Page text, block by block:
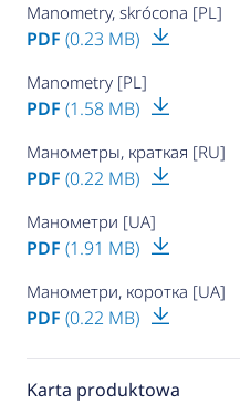
Manometry, skrócona [PL]
PDF (0.23 MB)
Manometry [PL]
PDF (1.58 MB)
Манометры, краткая [RU]
PDF (0.22 MB)
Манометри [UA]
PDF (1.91 MB)
Манометри, коротка [UA]
PDF (0.22 MB)
Karta produktowa